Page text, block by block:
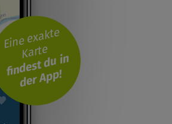
Eine exakte
Karte
findest du in
der App!